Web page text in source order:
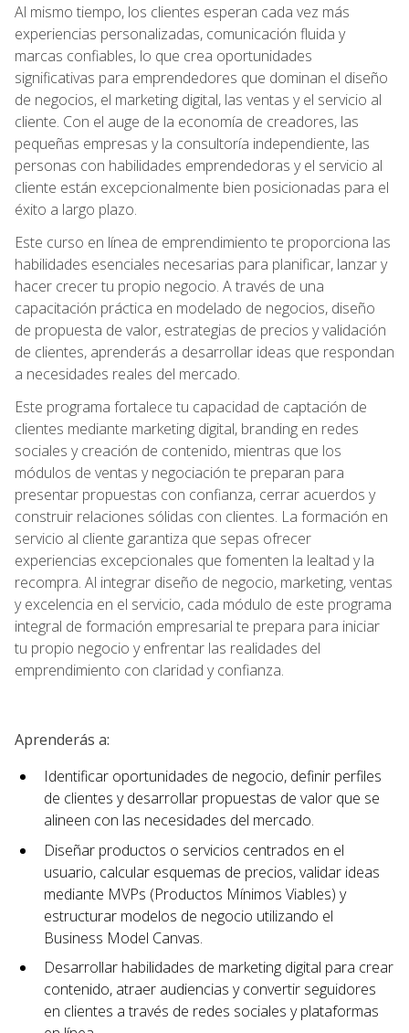
Al mismo tiempo, los clientes esperan cada vez más
experiencias personalizadas, comunicación fluida y
marcas confiables, lo que crea oportunidades
significativas para emprendedores que dominan el diseño
de negocios, el marketing digital, las ventas y el servicio al
cliente. Con el auge de la economía de creadores, las
pequeñas empresas y la consultoría independiente, las
personas con habilidades emprendedoras y el servicio al
cliente están excepcionalmente bien posicionadas para el
éxito a largo plazo.
Este curso en línea de emprendimiento te proporciona las
habilidades esenciales necesarias para planificar, lanzar y
hacer crecer tu propio negocio. A través de una
capacitación práctica en modelado de negocios, diseño
de propuesta de valor, estrategias de precios y validación
de clientes, aprenderás a desarrollar ideas que respondan
a necesidades reales del mercado.
Este programa fortalece tu capacidad de captación de
clientes mediante marketing digital, branding en redes
sociales y creación de contenido, mientras que los
módulos de ventas y negociación te preparan para
presentar propuestas con confianza, cerrar acuerdos y
construir relaciones sólidas con clientes. La formación en
servicio al cliente garantiza que sepas ofrecer
experiencias excepcionales que fomenten la lealtad y la
recompra. Al integrar diseño de negocio, marketing, ventas
y excelencia en el servicio, cada módulo de este programa
integral de formación empresarial te prepara para iniciar
tu propio negocio y enfrentar las realidades del
emprendimiento con claridad y confianza.
Aprenderás a:
Identificar oportunidades de negocio, definir perfiles
de clientes y desarrollar propuestas de valor que se
alineen con las necesidades del mercado.
Diseñar productos o servicios centrados en el
usuario, calcular esquemas de precios, validar ideas
mediante MVPs (Productos Mínimos Viables) y
estructurar modelos de negocio utilizando el
Business Model Canvas.
Desarrollar habilidades de marketing digital para crear
contenido, atraer audiencias y convertir seguidores
en clientes a través de redes sociales y plataformas